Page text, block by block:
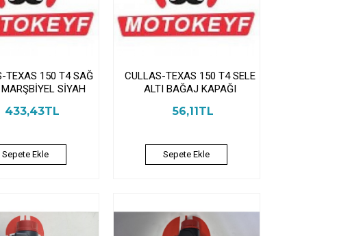
TEXAS 150 T4 SAĞ
SİYAH
433,43TL
Sepete Ekle
CULLAS-TEXAS 150 T4 SELE
ALTI BAĞAJ KAPAĞI
56,11TL
Sepete Ekle